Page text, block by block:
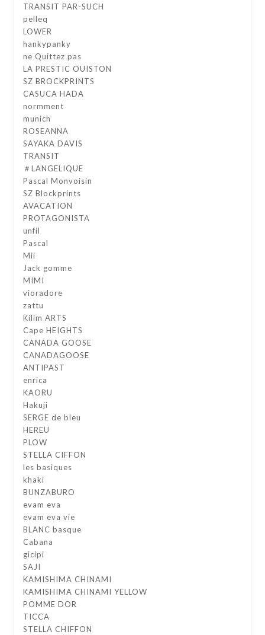
TRANSIT PAR-SUCH
pelleq
LOWER
hankypanky
ne Quittez pas
LA PRESTIC OUISTON
SZ BROCKPRINTS
CASUCA HADA
normment
munich
ROSEANNA
SAYAKA DAVIS
TRANSIT
＃LANGELIQUE
Pascal Monvoisin
SZ Blockprints
AVACATION
PROTAGONISTA
unfil
Pascal
Mii
Jack gomme
MIMI
vioradore
zattu
Kilim ARTS
Cape HEIGHTS
CANADA GOOSE
CANADAGOOSE
ANTIPAST
enrica
KAORU
Hakuji
SERGE de bleu
HEREU
PLOW
STELLA CIFFON
les basiques
khaki
BUNZABURO
evam eva
evam eva vie
BLANC basque
Cabana
gicipi
SAJI
KAMISHIMA CHINAMI
KAMISHIMA CHINAMI YELLOW
POMME DOR
TICCA
STELLA CHIFFON